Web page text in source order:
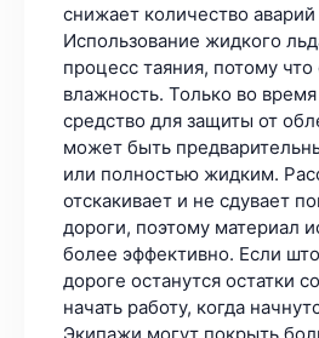
снижает количество
Использование жидкого
процесс таяния, потому
влажность. Только во
средство для защиты от
может быть
или полностью жидким.
отскакивает и не сдувает
дороги, поэтому материал
более эффективно. Если
дороге останутся остатки
начать работу, когда